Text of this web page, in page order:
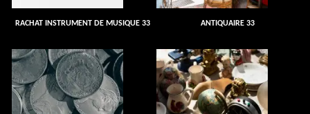
RACHAT INSTRUMENT DE MUSIQUE 33 ANTIQUAIRE 33